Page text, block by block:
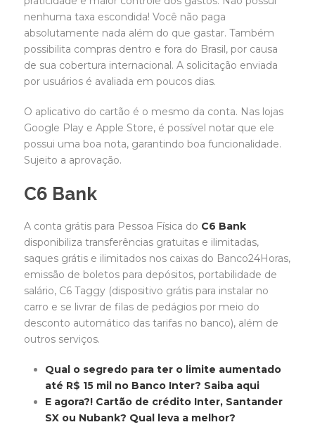
nenhuma taxa escondida! Você não paga
absolutamente nada além do que gastar. Também
possibilita compras dentro e fora do Brasil, por causa
de sua cobertura internacional. A solicitação enviada
por usuários é avaliada em poucos dias.
O aplicativo do cartão é o mesmo da conta. Nas lojas
Google Play e Apple Store, é possível notar que ele
possui uma boa nota, garantindo boa funcionalidade.
Sujeito a aprovação.
C6 Bank
A conta grátis para Pessoa Física do C6 Bank
disponibiliza transferências gratuitas e ilimitadas,
saques grátis e ilimitados nos caixas do Banco24Horas,
emissão de boletos para depósitos, portabilidade de
salário, C6 Taggy (dispositivo grátis para instalar no
carro e se livrar de filas de pedágios por meio do
desconto automático das tarifas no banco), além de
outros serviços.
Qual o segredo para ter o limite aumentado
até R$ 15 mil no Banco Inter? Saiba aqui
E agora?! Cartão de crédito Inter, Santander
SX ou Nubank? Qual leva a melhor?